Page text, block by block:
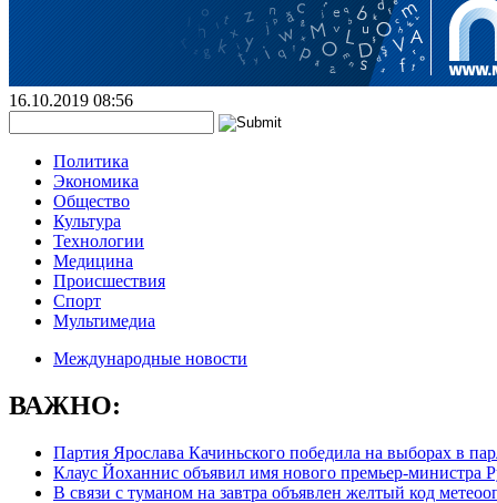
16.10.2019 08:56
Политика
Экономика
Общество
Культура
Технологии
Медицина
Происшествия
Спорт
Мультимедиа
Международные новости
ВАЖНО:
Партия Ярослава Качиньского победила на выборах в
Клаус Йоханнис объявил имя нового премьер-министра
В связи с туманом на завтра объявлен желтый код